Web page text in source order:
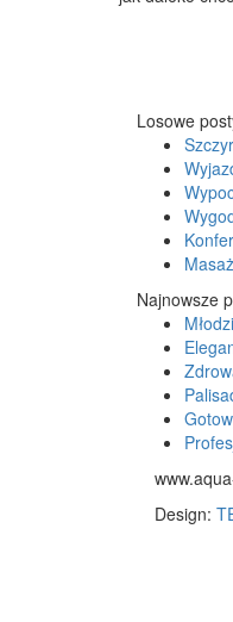
Losowe
Najnowsze
Design: